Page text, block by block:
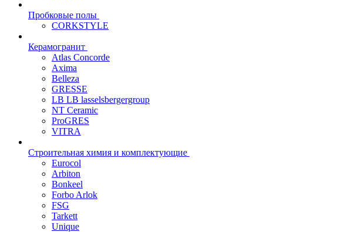
Пробковые полы
CORKSTYLE
Керамогранит
Atlas Concorde
Axima
Belleza
GRESSE
LB LB lasselsbergergroup
NT Ceramic
ProGRES
VITRA
Строительная химия и комплектующие
Eurocol
Arbiton
Bonkeel
Forbo Arlok
FSG
Tarkett
Unique